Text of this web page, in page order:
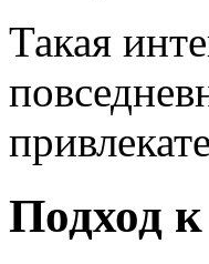
Такая
Подход к